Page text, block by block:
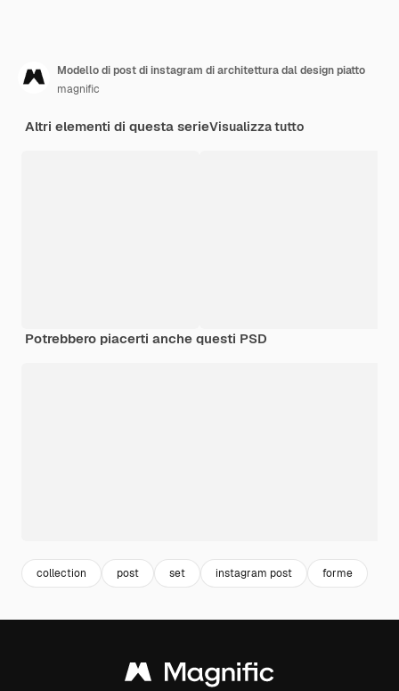
Modello di post di instagram di architettura dal design piatto
magnific
Altri elementi di questa serieVisualizza tutto
Potrebbero piacerti anche questi PSD
collection post set instagram post forme